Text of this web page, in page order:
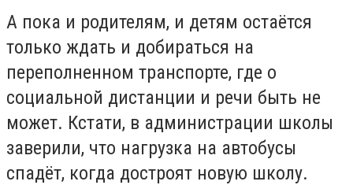
А пока и родителям, и детям остаётся
только ждать и добираться на
переполненном транспорте, где о
социальной дистанции и речи быть не
может. Кстати, в администрации школы
заверили, что нагрузка на автобусы
спадёт, когда достроят новую школу.